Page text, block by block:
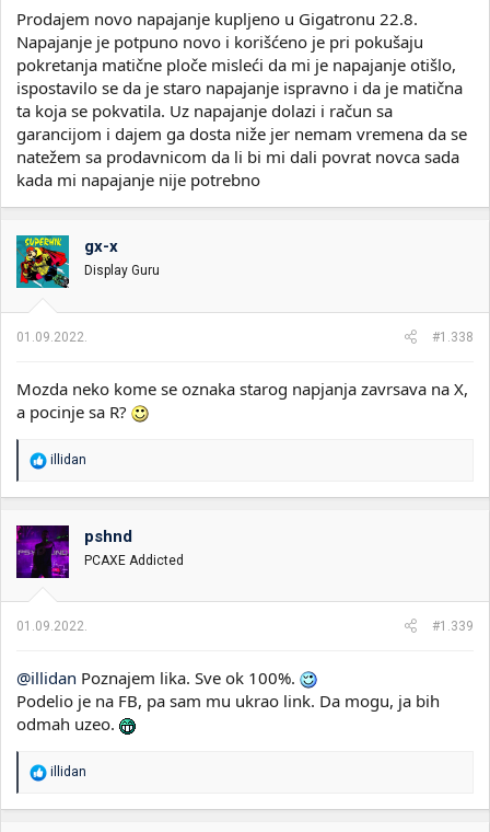
Prodajem novo napajanje kupljeno u Gigatronu 22.8.
Napajanje je potpuno novo i korišćeno je pri pokušaju
pokretanja matične ploče misleći da mi je napajanje otišlo,
ispostavilo se da je staro napajanje ispravno i da je matična
ta koja se pokvatila. Uz napajanje dolazi i račun sa
garancijom i dajem ga dosta niže jer nemam vremena da se
natežem sa prodavnicom da li bi mi dali povrat novca sada
kada mi napajanje nije potrebno
gx-x
Display Guru
01.09.2022. #1.338
Mozda neko kome se oznaka starog napjanja zavrsava na X,
a pocinje sa R?
R
o
v
a
n
:
illidan
pshnd
PCAXE Addicted
01.09.2022. #1.339
@illidan Poznajem lika. Sve ok 100%.
Podelio je na FB, pa sam mu ukrao link. Da mogu, ja bih
odmah uzeo.
R
a
illidan